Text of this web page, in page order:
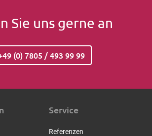
Sie uns gerne an
(0) 7805 / 493 99 99
Service
Referenzen